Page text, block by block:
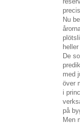
Nu
De
med
över
i
på
Men